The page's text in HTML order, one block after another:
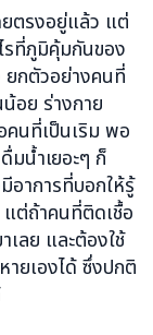
ยตรงอยู่แล้ว แต่
รที่ภูมิคุ้มกันของ
ยกตัวอย่างคนที่
อย ร่างกาย
นที่เป็นเริม พอ
น้ำเยอะๆ ก็
อาการที่บอกให้รู้
แต่ถ้าคนที่ติดเชื้อ
เลย และต้องใช้
ายเองได้ ซึ่งปกติ